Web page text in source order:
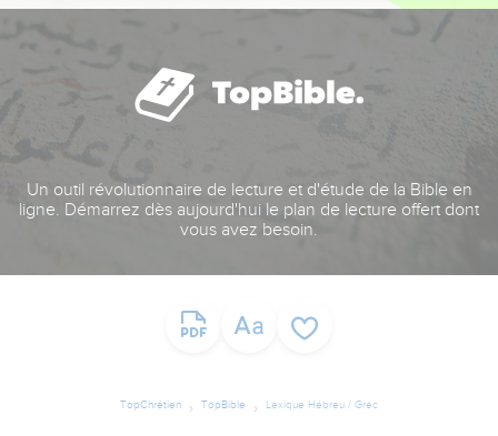
Un outil révolutionnaire de lecture et d'étude de la Bible en
ligne. Démarrez dès aujourd'hui le plan de lecture offert dont
vous avez besoin.
TopChrétien TopBible Lexique Hébreu / Grec